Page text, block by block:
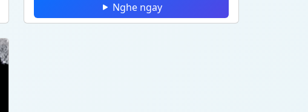
Nghe ngay